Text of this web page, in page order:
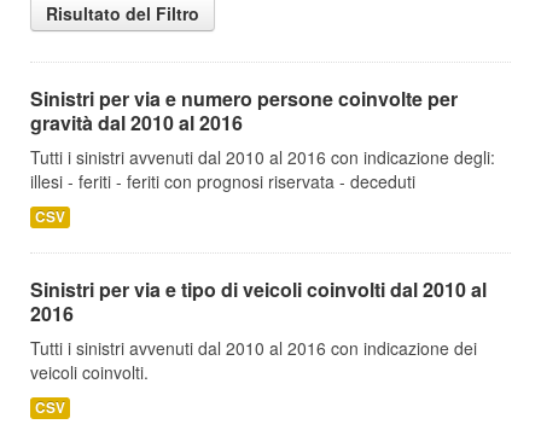
Risultato del Filtro
Sinistri per via e numero persone coinvolte per
gravità dal 2010 al 2016
Tutti i sinistri avvenuti dal 2010 al 2016 con indicazione degli:
illesi - feriti - feriti con prognosi riservata - deceduti
CSV
Sinistri per via e tipo di veicoli coinvolti dal 2010 al
2016
Tutti i sinistri avvenuti dal 2010 al 2016 con indicazione dei
veicoli coinvolti.
CSV